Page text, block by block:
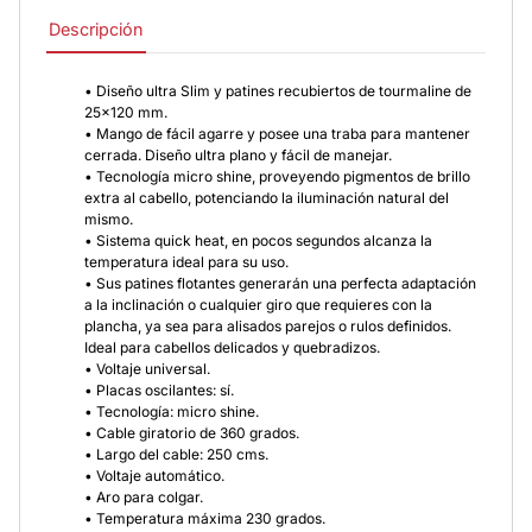
Descripción
• Diseño ultra Slim y patines recubiertos de tourmaline de
25×120 mm.
• Mango de fácil agarre y posee una traba para mantener
cerrada. Diseño ultra plano y fácil de manejar.
• Tecnología micro shine, proveyendo pigmentos de brillo
extra al cabello, potenciando la iluminación natural del
mismo.
• Sistema quick heat, en pocos segundos alcanza la
temperatura ideal para su uso.
• Sus patines flotantes generarán una perfecta adaptación
a la inclinación o cualquier giro que requieres con la
plancha, ya sea para alisados parejos o rulos definidos.
Ideal para cabellos delicados y quebradizos.
• Voltaje universal.
• Placas oscilantes: sí.
• Tecnología: micro shine.
• Cable giratorio de 360 grados.
• Largo del cable: 250 cms.
• Voltaje automático.
• Aro para colgar.
• Temperatura máxima 230 grados.